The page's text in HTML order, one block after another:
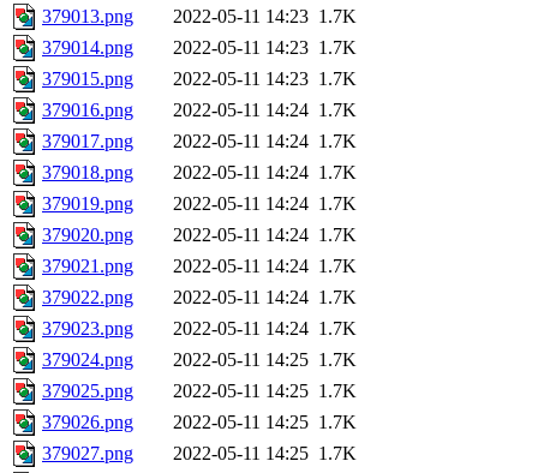
379013.png
2022-05-11 14:23 1.7K
379014.png
2022-05-11 14:23 1.7K
379015.png
2022-05-11 14:23 1.7K
379016.png
2022-05-11 14:24 1.7K
379017.png
2022-05-11 14:24 1.7K
379018.png
2022-05-11 14:24 1.7K
379019.png
2022-05-11 14:24 1.7K
379020.png
2022-05-11 14:24 1.7K
379021.png
2022-05-11 14:24 1.7K
379022.png
2022-05-11 14:24 1.7K
379023.png
2022-05-11 14:24 1.7K
379024.png
2022-05-11 14:25 1.7K
379025.png
2022-05-11 14:25 1.7K
379026.png
2022-05-11 14:25 1.7K
379027.png
2022-05-11 14:25 1.7K